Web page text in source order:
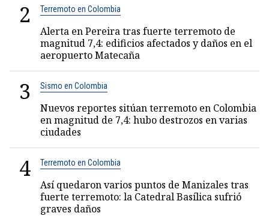
2 Terremoto en Colombia
Alerta en Pereira tras fuerte terremoto de
magnitud 7,4: edificios afectados y daños en el
aeropuerto Matecaña
3 Sismo en Colombia
Nuevos reportes sitúan terremoto en Colombia
en magnitud de 7,4: hubo destrozos en varias
ciudades
4 Terremoto en Colombia
Así quedaron varios puntos de Manizales tras
fuerte terremoto: la Catedral Basílica sufrió
graves daños